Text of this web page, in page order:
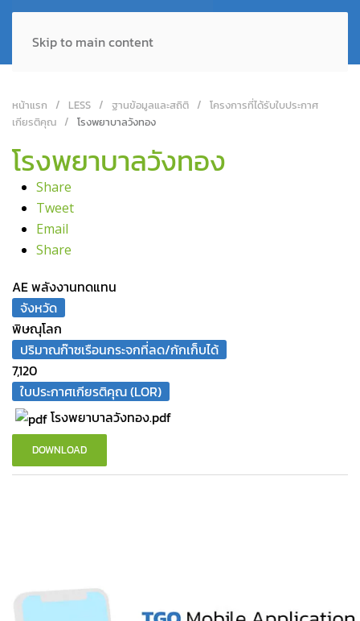
Skip to main content
หน้าแรก LESS ฐานข้อมูลและสถิติ
โครงการที่ได้รับใบประกาศ
เกียรติคุณ
โรงพยาบาลวังทอง
โรงพยาบาลวังทอง
Share
Tweet
Email
Share
AE พลังงานทดแทน
จังหวัด
พิษณุโลก
ปริมาณก๊าซเรือนกระจกที่ลด/กักเก็บได้
7,120
ใบประกาศเกียรติคุณ (LOR)
โรงพยาบาลวังทอง.pdf
DOWNLOAD